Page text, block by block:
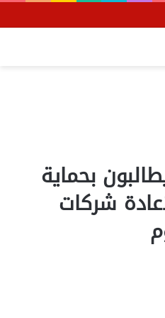
بحماية
شركات